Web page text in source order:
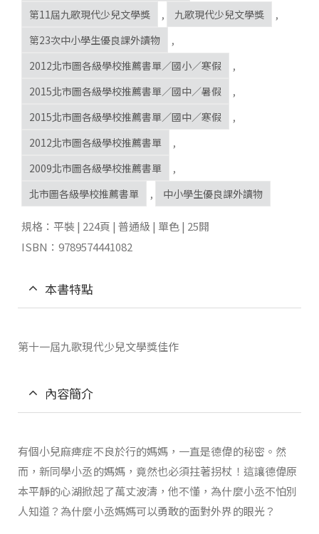
第11屆九歌現代少兒文學獎
, 九歌現代少兒文學獎
,
第23次中小學生優良課外讀物
,
2012北市圖各級學校推薦書單／國小／寒假
,
2015北市圖各級學校推薦書單／國中／暑假
,
2015北市圖各級學校推薦書單／國中／寒假
,
2012北市圖各級學校推薦書單
,
2009北市圖各級學校推薦書單
,
北市圖各級學校推薦書單
, 中小學生優良課外讀物
規格：平裝 | 224頁 | 普通級 | 單色 | 25開
ISBN：9789574441082
本書特點
第十一屆九歌現代少兒文學獎佳作
內容簡介
有個小兒麻痺症不良於行的媽媽，一直是德偉的秘密。然
而，新同學小丞的媽媽，竟然也必須拄著拐杖！這讓德偉原
本平靜的心湖掀起了萬丈波濤，他不懂，為什麼小丞不怕別
人知道？為什麼小丞媽媽可以勇敢的面對外界的眼光？